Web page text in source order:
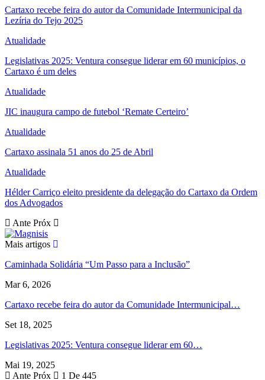
Cartaxo recebe feira do autor da Comunidade Intermunicipal da
Lezíria do Tejo 2025
Atualidade
Legislativas 2025: Ventura consegue liderar em 60 municípios, o
Cartaxo é um deles
Atualidade
JIC inaugura campo de futebol ‘Remate Certeiro’
Atualidade
Cartaxo assinala 51 anos do 25 de Abril
Atualidade
Hélder Carriço eleito presidente da delegação do Cartaxo da Ordem
dos Advogados
Ante Próx
Mais artigos
Caminhada Solidária “Um Passo para a Inclusão”
Mar 6, 2026
Cartaxo recebe feira do autor da Comunidade Intermunicipal…
Set 18, 2025
Legislativas 2025: Ventura consegue liderar em 60…
Mai 19, 2025
Ante Próx 1 De 445